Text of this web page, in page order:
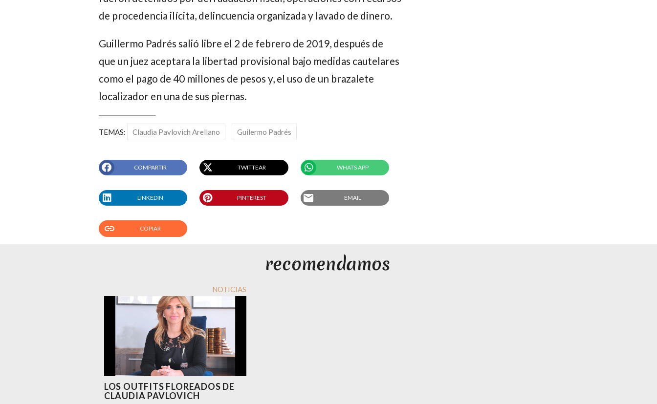
de procedencia ilícita, delincuencia organizada y lavado de dinero.
Guillermo Padrés salió libre el 2 de febrero de 2019, después de
que un juez aceptara la libertad provisional bajo medidas cautelares
como el pago de 40 millones de pesos y, el uso de un brazalete
localizador en una de sus piernas.
TEMAS: Claudia Pavlovich Arellano Guilermo Padrés
COMPARTIR TWITTEAR WHATS APP
LINKEDIN PINTEREST email EMAIL
link COPIAR
NOTICIAS
LOS OUTFITS FLOREADOS DE
CLAUDIA PAVLOVICH